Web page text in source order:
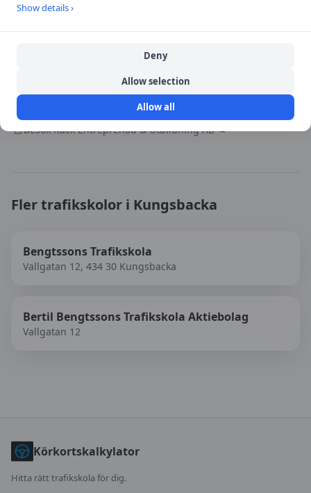
2026-08-08
BesökKäck Entreprenad & Utbildning AB→
Fler trafikskolor i Kungsbacka
Bengtssons Trafikskola
Vallgatan 12, 434 30 Kungsbacka
Bertil Bengtssons Trafikskola Aktiebolag
Vallgatan 12
Körkortskalkylator
Hitta rätt trafikskola för dig.
Show details ›
Deny
Allow selection
Allow all